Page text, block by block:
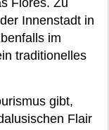
Flores. Zu
Innenstadt in
im
traditionelles
gibt,
Flair